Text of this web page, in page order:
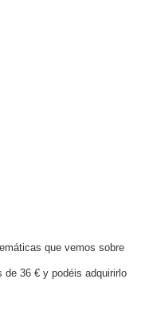
que vemos sobre
36 € y podéis adquirirlo